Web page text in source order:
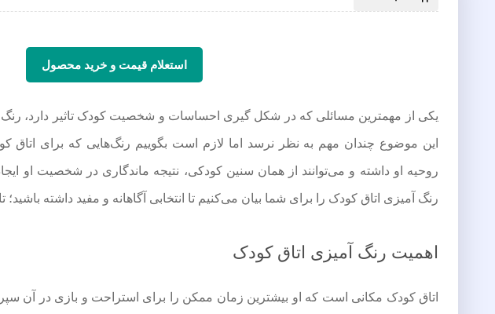
استعلام قیمت و خرید محصول
یکی از مهمترین مسائلی که در شکل گیری احساسات و شخصیت کودک تاثیر دارد، رنگ
این موضوع چندان مهم به نظر نرسد اما لازم است بگوییم رنگ‌هایی که برای اتاق
روحیه او داشته و می‌توانند از همان سنین کودکی، نتیجه ماندگاری در شخصیت او
رنگ آمیزی اتاق کودک را برای شما بیان می‌کنیم تا انتخابی آگاهانه و مفید داشته باشید؛
اهمیت رنگ آمیزی اتاق کودک
اتاق کودک مکانی است که او بیشترین زمان ممکن را برای استراحت و بازی در آن سپری